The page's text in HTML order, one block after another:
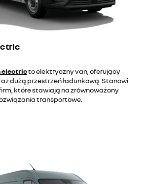
electricto elektryczny van, oferujący
dużą przestrzeń ładunkową. Stanowi
które stawiają na zrównoważony
transportowe.